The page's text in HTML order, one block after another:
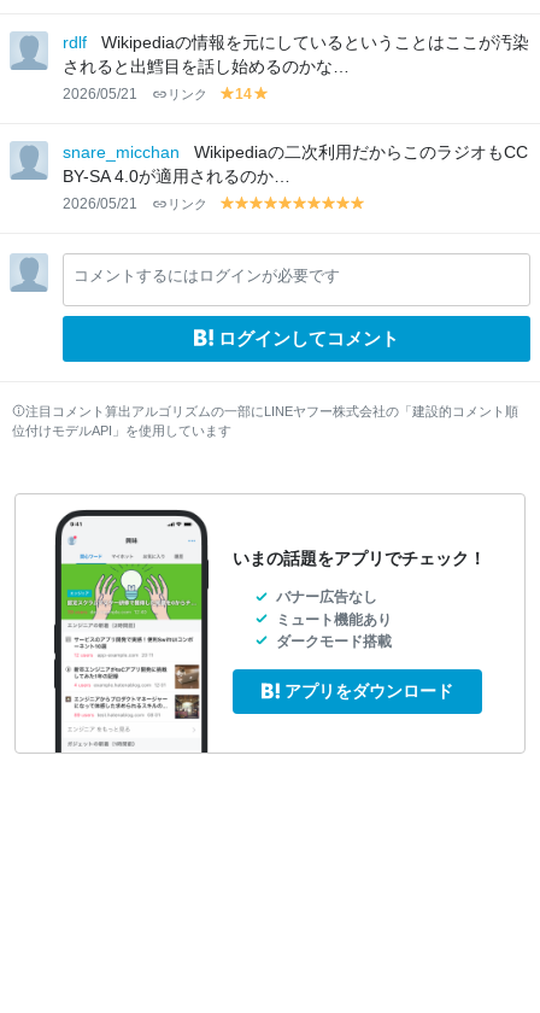
lo
w
lo
w
rdlf
Wikipediaの情報を元にしているということはここが汚染
されると出鱈目を話し始めるのかな…
2026/05/21 リンク
y
lo
w
14
lo
w
snare_micchan
Wikipediaの二次利用だからこのラジオもCC
BY-SA 4.0が適用されるのか…
2026/05/21 リンク
y
lo
w
y
lo
w
y
lo
w
y
lo
w
y
lo
w
y
lo
w
y
lo
w
y
lo
w
y
lolo
コメントするにはログインが必要です
ログインしてコメント
注目コメント算出アルゴリズムの一部にLINEヤフー株式会社の「建設的コメント順
位付けモデルAPI」を使用しています
いまの話題をアプリでチェック！
バナー広告なし
ミュート機能あり
ダークモード搭載
アプリをダウンロード